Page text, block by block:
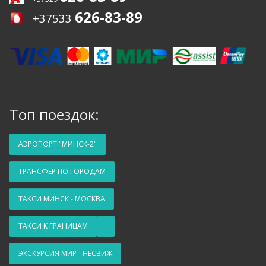
+37533 626-83-89
Топ поездок:
АЭРОПОРТ "МИНСК-2"
ТРАНСФЕР ПО ГОРОДАМ
ТАКСИ МИНСК - МОСКВА
ТАКСИ К ГРАНИЦАМ
ЭКСКУРСИЯ МИР - НЕСВИЖ